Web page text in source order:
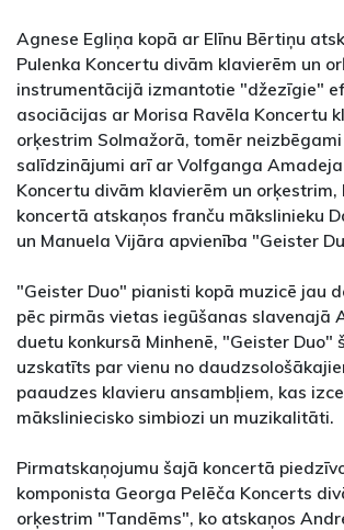
Agnese Egliņa kopā ar Elīnu Bērtiņu
Pulenka Koncertu divām klavierēm un
instrumentācijā izmantotie "džezīgie"
asociācijas ar Morisa Ravēla Koncertu
orķestrim Solmažorā, tomēr
salīdzinājumi arī ar Volfganga
Koncertu divām klavierēm un orķestrim,
koncertā atskaņos franču mākslinieku
un Manuela Vijāra apvienība "Geister
"Geister Duo" pianisti kopā muzicē jau
pēc pirmās vietas iegūšanas slavenajā
duetu konkursā Minhenē, "Geister Duo"
uzskatīts par vienu no
paaudzes klavieru ansambļiem, kas
māksliniecisko simbiozi un muzikalitāti.
Pirmatskaņojumu šajā koncertā
komponista Georga Pelēča Koncerts
orķestrim "Tandēms", ko atskaņos